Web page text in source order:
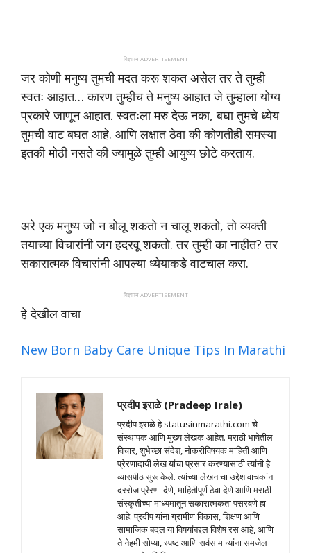
विज्ञापन ADVERTISEMENT
जर कोणी मनुष्य तुमची मदत करू शकत असेल तर ते तुम्ही
स्वतः आहात… कारण तुम्हीच ते मनुष्य आहात जे तुम्हाला योग्य
प्रकारे जाणून आहात. स्वतःला मरु देऊ नका, बघा तुमचे ध्येय
तुमची वाट बघत आहे. आणि लक्षात ठेवा की कोणतीही समस्या
इतकी मोठी नसते की ज्यामुळे तुम्ही आयुष्य छोटे करताय.
अरे एक मनुष्य जो न बोलू शकतो न चालू शकतो, तो व्यक्ती
तयाच्या विचारांनी जग हदरवू शकतो. तर तुम्ही का नाहीत? तर
सकारात्मक विचारांनी आपल्या ध्येयाकडे वाटचाल करा.
विज्ञापन ADVERTISEMENT
हे देखील वाचा
New Born Baby Care Unique Tips In Marathi
प्रदीप इराळे (Pradeep Irale)
प्रदीप इराळे हे statusinmarathi.com चे
संस्थापक आणि मुख्य लेखक आहेत. मराठी भाषेतील
विचार, शुभेच्छा संदेश, नोकरीविषयक माहिती आणि
प्रेरणादायी लेख यांचा प्रसार करण्यासाठी त्यांनी हे
व्यासपीठ सुरू केले. त्यांच्या लेखनाचा उद्देश वाचकांना
दररोज प्रेरणा देणे, माहितीपूर्ण ठेवा देणे आणि मराठी
संस्कृतीच्या माध्यमातून सकारात्मकता पसरवणे हा
आहे. प्रदीप यांना ग्रामीण विकास, शिक्षण आणि
सामाजिक बदल या विषयांबद्दल विशेष रस आहे, आणि
ते नेहमी सोप्या, स्पष्ट आणि सर्वसामान्यांना समजेल